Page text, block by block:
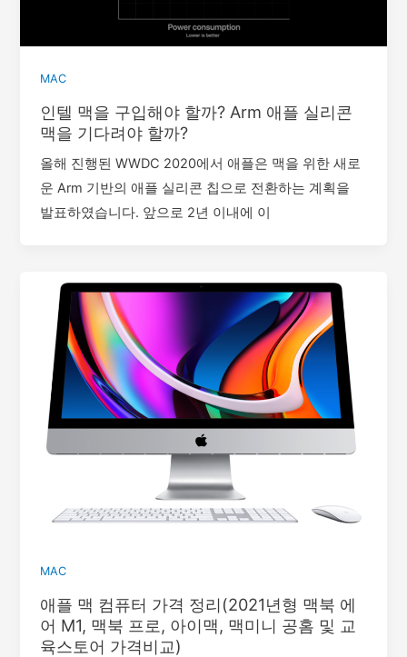
MAC
인텔 맥을 구입해야 할까? Arm 애플 실리콘
맥을 기다려야 할까?
올해 진행된 WWDC 2020에서 애플은 맥을 위한 새로
운 Arm 기반의 애플 실리콘 칩으로 전환하는 계획을
발표하였습니다. 앞으로 2년 이내에 이
MAC
애플 맥 컴퓨터 가격 정리(2021년형 맥북 에
어 M1, 맥북 프로, 아이맥, 맥미니 공홈 및 교
육스토어 가격비교)